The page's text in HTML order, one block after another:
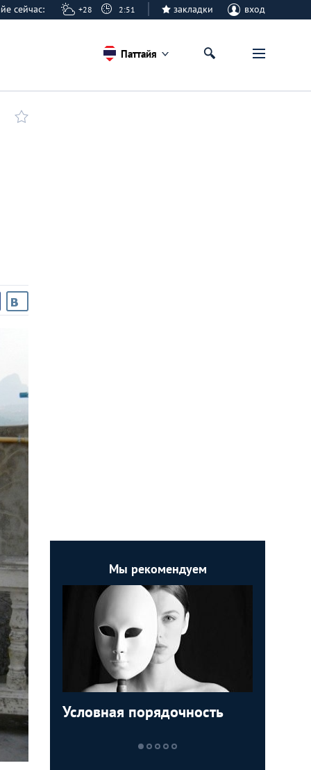
сейчас: +28 2:51 закладки вход
Паттайя
Мы рекомендуем
Условная порядочность